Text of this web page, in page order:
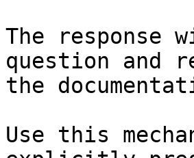
The
question and
the
Use this